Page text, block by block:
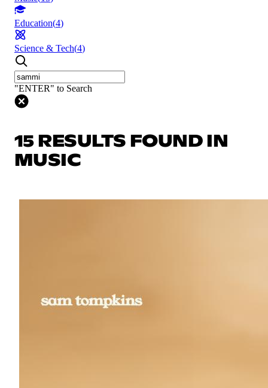
Education(4)
Science & Tech(4)
"ENTER" to Search
15 RESULTS FOUND IN
MUSIC